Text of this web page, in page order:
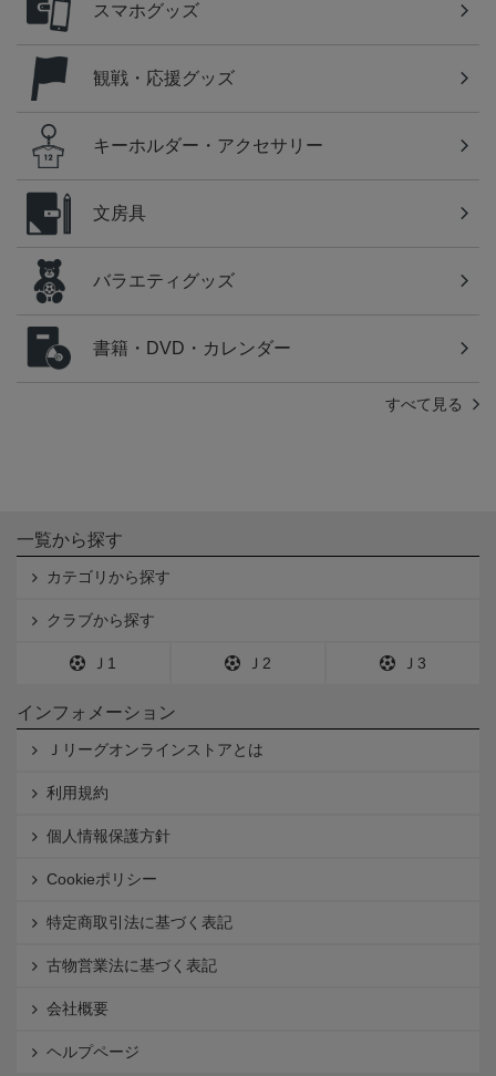
スマホグッズ
観戦・応援グッズ
キーホルダー・アクセサリー
文房具
バラエティグッズ
書籍・DVD・カレンダー
すべて見る
一覧から探す
カテゴリから探す
クラブから探す
Ｊ1 Ｊ2 Ｊ3
インフォメーション
Ｊリーグオンラインストアとは
利用規約
個人情報保護方針
Cookieポリシー
特定商取引法に基づく表記
古物営業法に基づく表記
会社概要
ヘルプページ